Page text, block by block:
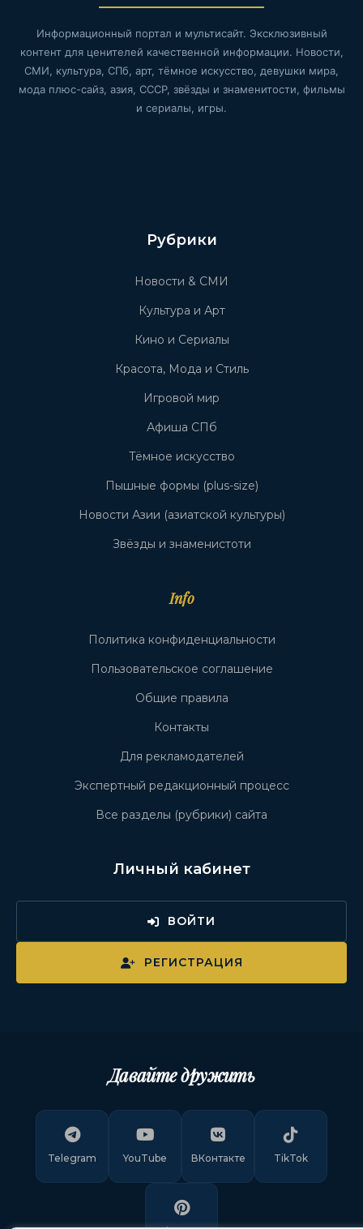
Информационный портал и мультисайт. Эксклюзивный
контент для ценителей качественной информации. Новости,
СМИ, культура, СПб, арт, тёмное искусство, девушки мира,
мода плюс-сайз, азия, СССР, звёзды и знаменитости, фильмы
и сериалы, игры.
Рубрики
Новости & СМИ
Культура и Арт
Кино и Сериалы
Красота, Мода и Стиль
Игровой мир
Афиша СПб
Тёмное искусство
Пышные формы (plus-size)
Новости Азии (азиатской культуры)
Звёзды и знаменистоти
Info
Политика конфиденциальности
Пользовательское соглашение
Общие правила
Контакты
Для рекламодателей
Экспертный редакционный процесс
Все разделы (рубрики) сайта
Личный кабинет
ВОЙТИ
РЕГИСТРАЦИЯ
Давайте дружить
Telegram YouTube ВКонтакте TikTok